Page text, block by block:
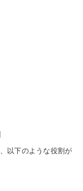
以下のような役割が